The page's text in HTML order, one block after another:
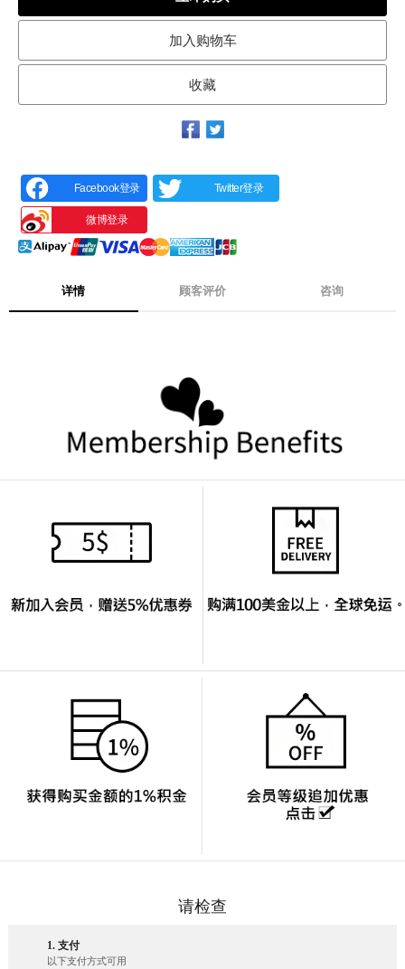
加入购物车
收藏
Facebook登录 Twitter登录
微博登录
详情 顾客评价 咨询
请检查
1. 支付
以下支付方式可用